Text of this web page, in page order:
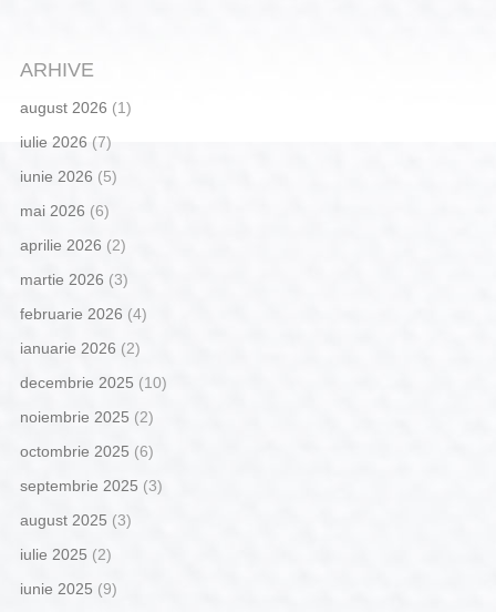
ARHIVE
august 2026 (1)
iulie 2026 (7)
iunie 2026 (5)
mai 2026 (6)
aprilie 2026 (2)
martie 2026 (3)
februarie 2026 (4)
ianuarie 2026 (2)
decembrie 2025 (10)
noiembrie 2025 (2)
octombrie 2025 (6)
septembrie 2025 (3)
august 2025 (3)
iulie 2025 (2)
iunie 2025 (9)